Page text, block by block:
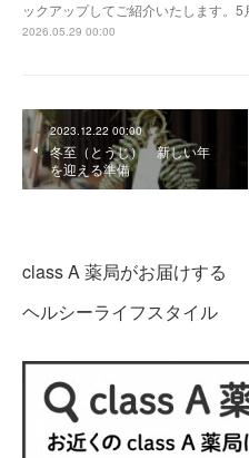
ックアップしてご紹介いたします。5
2026.05.29 00:00
2023.12.22 00:00
冬至（とうじ） 新しい年
を迎える準備
class A 薬局がお届けする
ヘルシーライフスタイル